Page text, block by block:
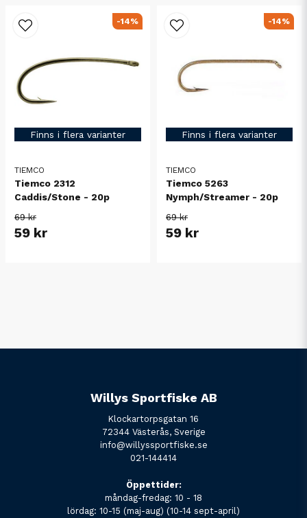
Finns i flera varianter
TIEMCO
Tiemco 2312
Caddis/Stone - 20p
69 kr
59 kr
-14%
Finns i flera varianter
TIEMCO
Tiemco 5263
Nymph/Streamer - 20p
69 kr
59 kr
-14%
Willys Sportfiske AB
Klockartorpsgatan 16
72344 Västerås, Sverige
info@willyssportfiske.se
021-144414
Öppettider:
måndag-fredag: 10 - 18
lördag: 10-15 (maj-aug) (10-14 sept-april)